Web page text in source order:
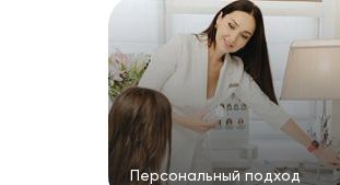
Персональный подход